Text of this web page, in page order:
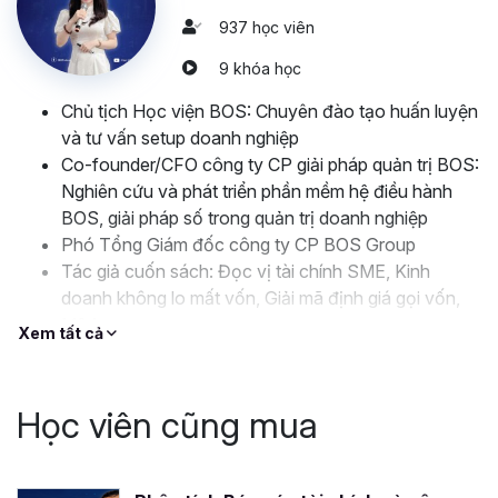
937 học viên
9 khóa học
Chủ tịch Học viện BOS: Chuyên đào tạo huấn luyện
và tư vấn setup doanh nghiệp
Co-founder/CFO công ty CP giải pháp quản trị BOS:
Nghiên cứu và phát triển phần mềm hệ điều hành
BOS, giải pháp số trong quản trị doanh nghiệp
Phó Tổng Giám đốc công ty CP BOS Group
Tác giả cuốn sách: Đọc vị tài chính SME, Kinh
doanh không lo mất vốn, Giải mã định giá gọi vốn,
M&A
Xem tất cả
Học viên cũng mua